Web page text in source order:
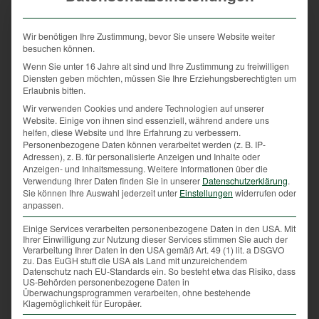
Doch noch nicht nur das Wild wird geweckt, sondern
auch etliche Kritiker dieser sehr ursprünglichen
Jagdformen laufen in diesen Tagen zur zweifelhaften
Höchstform auf.
Wer sich aber ernsthaft mit dem Thema Treibjagd
auseinandersetzt, wird erkennen, dass sich die
Vorwürfe eines wilden, lauten Eingriffs in die Natur
schnell in Luft auflösen. Im Gegenteil: Eine Treibjagd
ist eine relativ störungsarme Jagdart.
Wir benötigen Ihre Zustimmung, bevor Sie unsere Website weiter
besuchen können.
Wenn Sie unter 16 Jahre alt sind und Ihre Zustimmung zu freiwilligen
Diensten geben möchten, müssen Sie Ihre Erziehungsberechtigten um
Erlaubnis bitten.
Wir verwenden Cookies und andere Technologien auf unserer
Website. Einige von ihnen sind essenziell, während andere uns
helfen, diese Website und Ihre Erfahrung zu verbessern.
Personenbezogene Daten können verarbeitet werden (z. B. IP-
Adressen), z. B. für personalisierte Anzeigen und Inhalte oder
Anzeigen- und Inhaltsmessung. Weitere Informationen über die
Verwendung Ihrer Daten finden Sie in unserer Datenschutzerklärung.
Sie können Ihre Auswahl jederzeit unter Einstellungen widerrufen oder
anpassen.
Einige Services verarbeiten personenbezogene Daten in den USA. Mit
Ihrer Einwilligung zur Nutzung dieser Services stimmen Sie auch der
Verarbeitung Ihrer Daten in den USA gemäß Art. 49 (1) lit. a DSGVO
zu. Das EuGH stuft die USA als Land mit unzureichendem
Datenschutz nach EU-Standards ein. So besteht etwa das Risiko, dass
US-Behörden personenbezogene Daten in
Überwachungsprogrammen verarbeiten, ohne bestehende
Klagemöglichkeit für Europäer.